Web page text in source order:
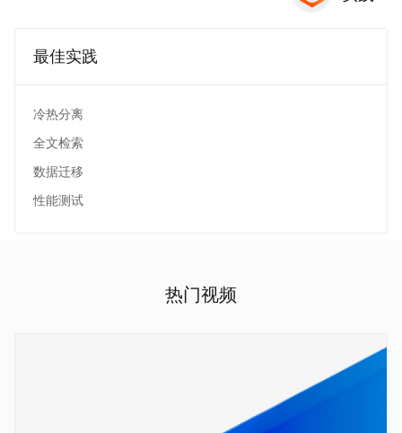
最佳实践
冷热分离
全文检索
数据迁移
性能测试
热门视频